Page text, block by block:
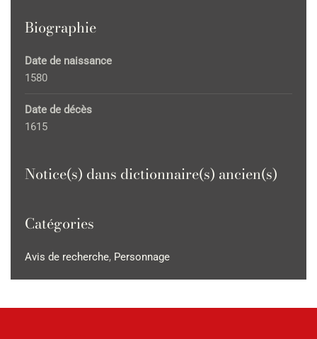
Biographie
Date de naissance
1580
Date de décès
1615
Notice(s) dans dictionnaire(s) ancien(s)
Catégories
Avis de recherche, Personnage